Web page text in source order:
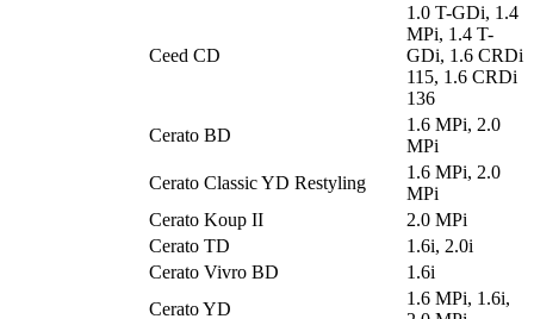
Ceed CD
1.0 T-GDi, 1.4
MPi, 1.4 T-
GDi, 1.6 CRDi
115, 1.6 CRDi
136
Cerato BD
1.6 MPi, 2.0
MPi
Cerato Classic YD Restyling
1.6 MPi, 2.0
MPi
Cerato Koup II
2.0 MPi
Cerato TD
1.6i, 2.0i
Cerato Vivro BD
1.6i
Cerato YD
1.6 MPi, 1.6i,